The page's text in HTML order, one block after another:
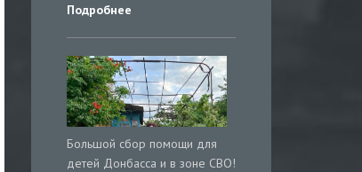
Подробнее
Большой сбор помощи для
детей Донбасса и в зоне СВО!